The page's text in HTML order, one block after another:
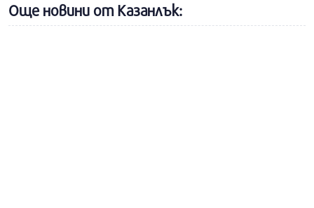
Още новини от Казанлък: